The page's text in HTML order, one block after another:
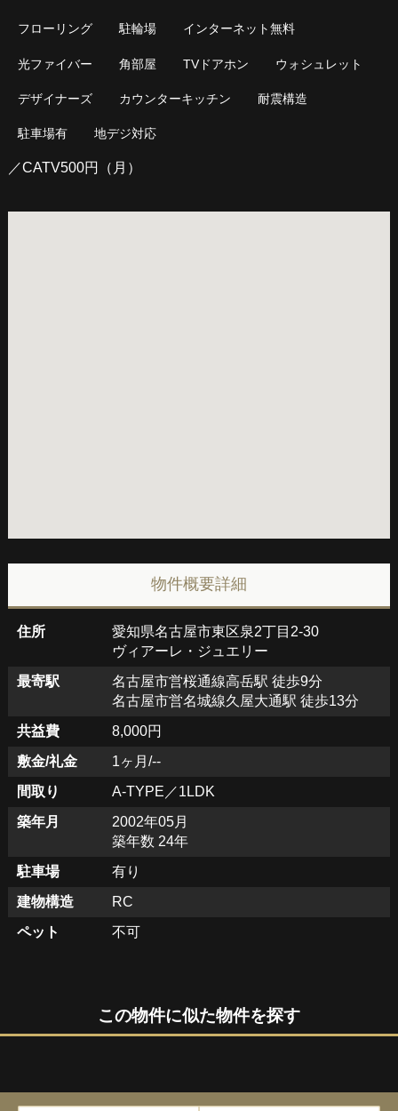
フローリング 駐輪場 インターネット無料
光ファイバー 角部屋 TVドアホン ウォシュレット
デザイナーズ カウンターキッチン 耐震構造
駐車場有 地デジ対応
／CATV500円（月）
物件概要詳細
住所
愛知県名古屋市東区泉2丁目2-30
ヴィアーレ・ジュエリー
最寄駅
名古屋市営桜通線高岳駅 徒歩9分
名古屋市営名城線久屋大通駅 徒歩13分
共益費
8,000円
敷金/礼金
1ヶ月/--
間取り
A-TYPE／1LDK
築年月
2002年05月
築年数 24年
駐車場
有り
建物構造
RC
ペット
不可
この物件に似た物件を探す